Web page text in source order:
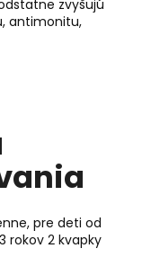
zvyšujú
antimonitu,
pre deti od
rokov 2 kvapky